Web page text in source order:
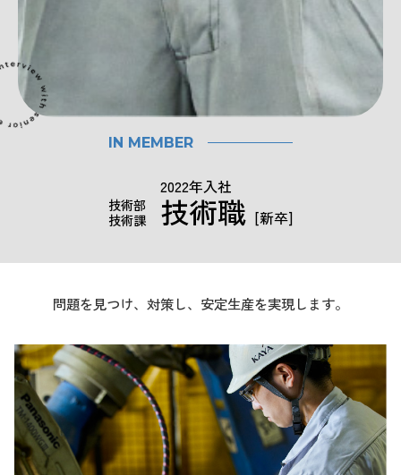
IN MEMBER
技術部
技術課
2022年入社
技術職 [新卒]
問題を見つけ、対策し、安定生産を実現します。